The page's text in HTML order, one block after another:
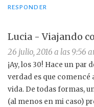
RESPONDER
Lucia - Viajando
26 julio, 2016 a las 9:56
¡Ay, los 30! Hace un par
verdad es que comencé
vida. De todas formas,
(al menos en mi caso)